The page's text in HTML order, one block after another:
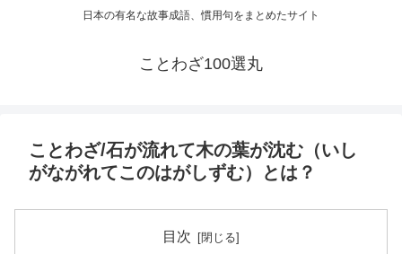
日本の有名な故事成語、慣用句をまとめたサイト
ことわざ100選丸
ことわざ/石が流れて木の葉が沈む（いし
がながれてこのはがしずむ）とは？
目次